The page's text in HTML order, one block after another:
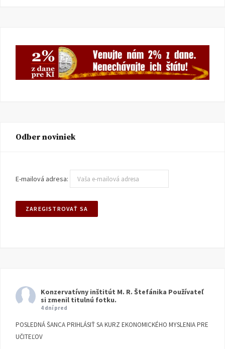
Odber noviniek
E-mailová adresa:
Konzervatívny inštitút M. R. Štefánika Používateľ
si zmenil titulnú fotku.
4 dní pred
POSLEDNÁ ŠANCA PRIHLÁSIŤ SA KURZ EKONOMICKÉHO MYSLENIA PRE
UČITEĽOV